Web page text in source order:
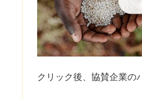
クリック後、協賛企業の